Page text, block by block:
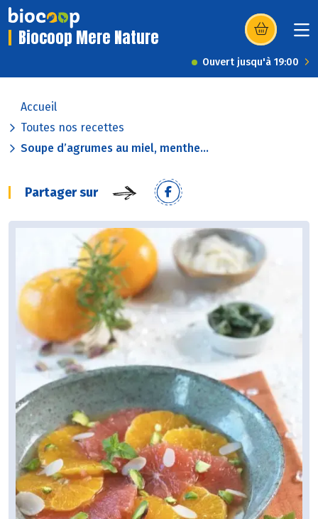
Biocoop Mere Nature (s’ouvre dans
Ouvert jusqu'à 19:00
Accueil
Toutes nos recettes
Soupe d’agrumes au miel, menthe...
Partager sur